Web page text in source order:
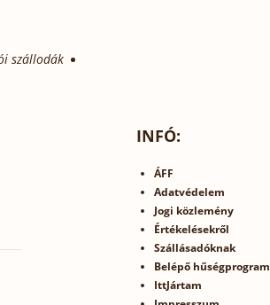
szállodák
INFÓ:
ÁFF
Adatvédelem
Jogi közlemény
Értékelésekről
Szállásadóknak
Belépő hűségprogram
IttJártam